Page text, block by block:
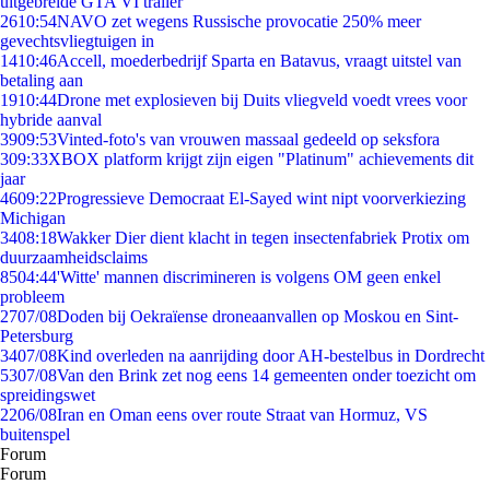
2610:54NAVO zet wegens Russische provocatie 250% meer
gevechtsvliegtuigen in
1410:46Accell, moederbedrijf Sparta en Batavus, vraagt uitstel van
betaling aan
1910:44Drone met explosieven bij Duits vliegveld voedt vrees voor
hybride aanval
3909:53Vinted-foto's van vrouwen massaal gedeeld op seksfora
309:33XBOX platform krijgt zijn eigen "Platinum" achievements dit
jaar
4609:22Progressieve Democraat El-Sayed wint nipt voorverkiezing
Michigan
3408:18Wakker Dier dient klacht in tegen insectenfabriek Protix om
duurzaamheidsclaims
8504:44'Witte' mannen discrimineren is volgens OM geen enkel
probleem
2707/08Doden bij Oekraïense droneaanvallen op Moskou en Sint-
Petersburg
3407/08Kind overleden na aanrijding door AH-bestelbus in Dordrecht
5307/08Van den Brink zet nog eens 14 gemeenten onder toezicht om
spreidingswet
2206/08Iran en Oman eens over route Straat van Hormuz, VS
buitenspel
Forum
Forum